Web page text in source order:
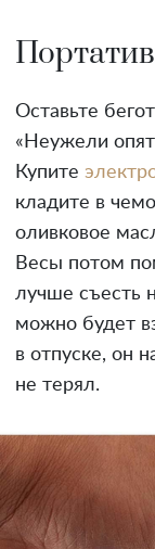
Оставьте
«Неужели
Купите
кладите в
оливковое
Весы потом
лучше съесть
можно будет
в отпуске, он
не терял.